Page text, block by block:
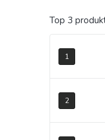
Top 3